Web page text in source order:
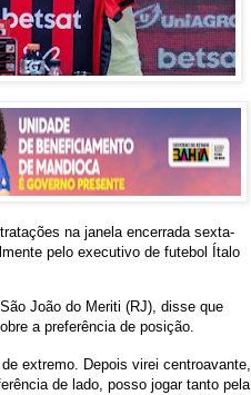
na janela encerrada sexta-
pelo executivo de futebol Ítalo
João do Meriti (RJ), disse que
a preferência de posição.
extremo. Depois virei centroavante,
de lado, posso jogar tanto pela